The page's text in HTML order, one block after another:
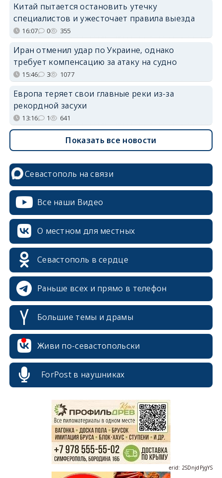
Китай пытается остановить утечку
специалистов и ужесточает правила выезда
16:07 0 355
Иран отменил удар по Украине, однако
требует компенсацию за атаку на судно
15:46 3 1077
Европа теряет свои главные реки из-за
рекордной засухи
13:16 1 641
Показать все новости
Севастополь на связи
Все наши Видео
О местном для местных
Севастополь в сердце
Раньше всех и прямо в телефон
Большие темы и драмы
Живи по-севастопольски
ForPost в наушниках
erid: 2SDnjcrDNw6